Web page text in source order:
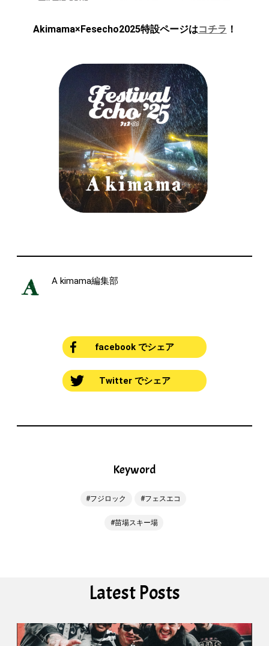
Akimama×Fesecho2025特設ページはコチラ ！
A kimama編集部
facebook でシェア
Twitter でシェア
Keyword
フジロック フェスエコ
苗場スキー場
Latest Posts